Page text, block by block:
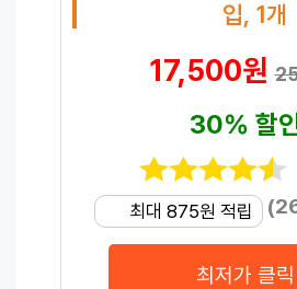
입, 1개
17,500원
30% 할
최대 875원 적립
최저가 클릭